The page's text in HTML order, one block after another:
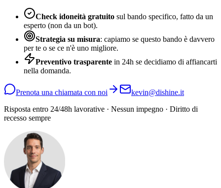
Check idoneità gratuito sul bando specifico, fatto da un
esperto (non da un bot).
Strategia su misura: capiamo se questo bando è davvero
per te o se ce n'è uno migliore.
Preventivo trasparente in 24h se decidiamo di affiancarti
nella domanda.
Prenota una chiamata con noi
kevin@dishine.it
Risposta entro 24/48h lavorative · Nessun impegno · Diritto di
recesso sempre